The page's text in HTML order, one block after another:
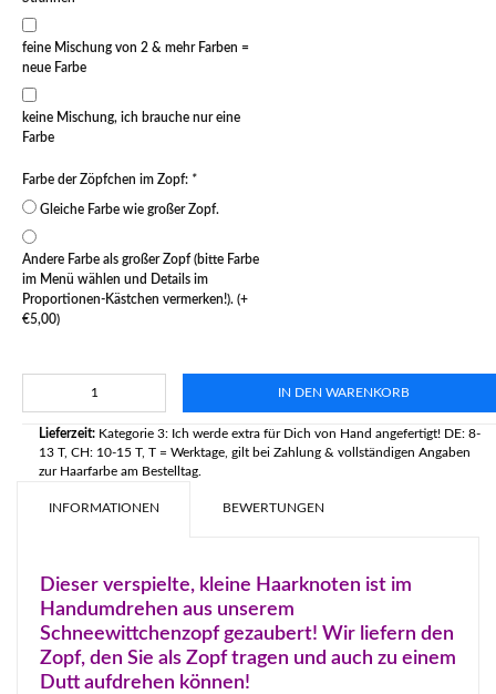
feine Mischung von 2 & mehr Farben =
neue Farbe
keine Mischung, ich brauche nur eine
Farbe
Farbe der Zöpfchen im Zopf: *
Gleiche Farbe wie großer Zopf.
Andere Farbe als großer Zopf (bitte Farbe
im Menü wählen und Details im
Proportionen-Kästchen vermerken!). (+
€5,00)
IN DEN WARENKORB
Lieferzeit: Kategorie 3: Ich werde extra für Dich von Hand angefertigt! DE: 8-
13 T, CH: 10-15 T, T = Werktage, gilt bei Zahlung & vollständigen Angaben
zur Haarfarbe am Bestelltag.
INFORMATIONEN BEWERTUNGEN
Dieser verspielte, kleine Haarknoten ist im
Handumdrehen aus unserem
Schneewittchenzopf gezaubert! Wir liefern den
Zopf, den Sie als Zopf tragen und auch zu einem
Dutt aufdrehen können!